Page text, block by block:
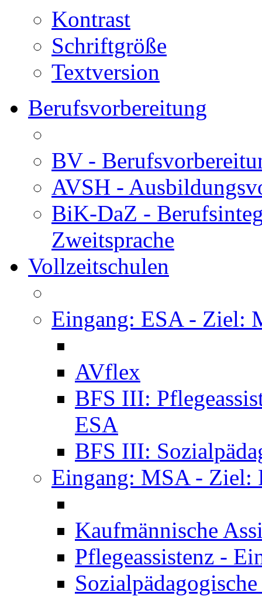
Kontrast
Schriftgröße
Textversion
Berufsvorbereitung
BV -
AVSH -
BiK-DaZ -
Zweitsprache
Vollzeitschulen
Eingang: ESA - Ziel:
AVflex
BFS III:
ESA
BFS III:
Eingang: MSA - Ziel:
Kaufmännische
Pflegeassistenz -